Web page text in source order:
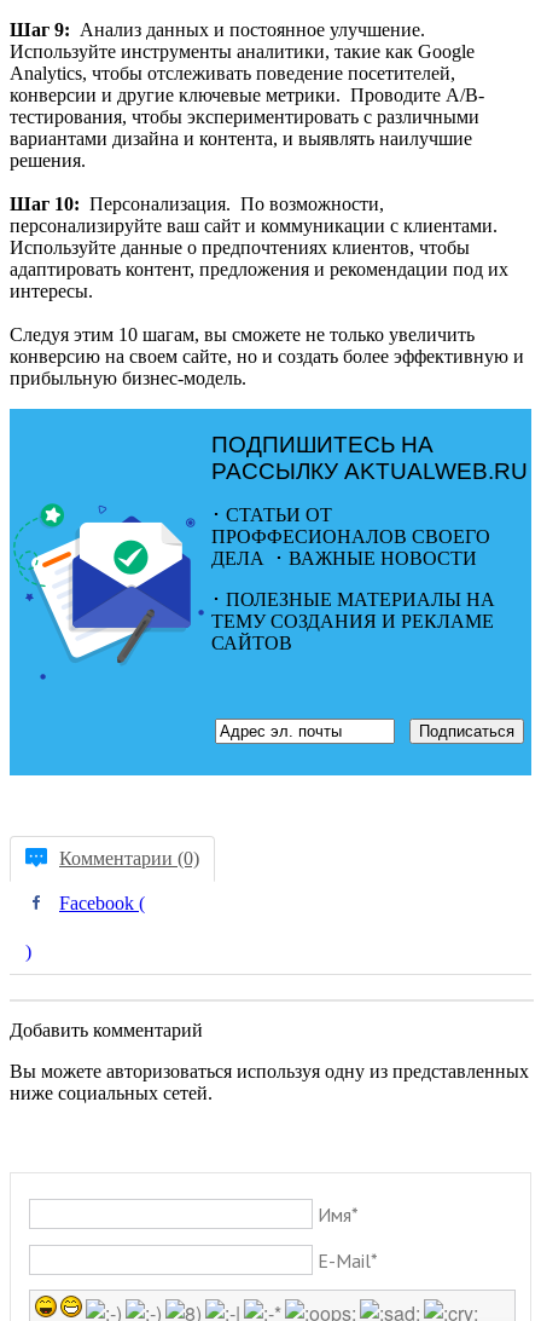
Шаг 9: Анализ данных и постоянное улучшение.
Используйте инструменты аналитики, такие как Google
Analytics, чтобы отслеживать поведение посетителей,
конверсии и другие ключевые метрики. Проводите А/В-
тестирования, чтобы экспериментировать с различными
вариантами дизайна и контента, и выявлять наилучшие
решения.
Шаг 10: Персонализация. По возможности,
персонализируйте ваш сайт и коммуникации с клиентами.
Используйте данные о предпочтениях клиентов, чтобы
адаптировать контент, предложения и рекомендации под их
интересы.
Следуя этим 10 шагам, вы сможете не только увеличить
конверсию на своем сайте, но и создать более эффективную и
прибыльную бизнес-модель.
ПОДПИШИТЕСЬ НА
РАССЫЛКУ AKTUALWEB.RU
･ СТАТЬИ ОТ
ПРОФФЕСИОНАЛОВ СВОЕГО
ДЕЛА
･ ВАЖНЫЕ НОВОСТИ
･ ПОЛЕЗНЫЕ МАТЕРИАЛЫ НА
ТЕМУ СОЗДАНИЯ И РЕКЛАМЕ
САЙТОВ
Комментарии (0)
Facebook (
)
Добавить комментарий
Вы можете авторизоваться используя одну из представленных
ниже социальных сетей.
Имя*
E-Mail*